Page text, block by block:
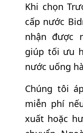
Khi chọn
cấp nước
nhận được
giúp tối ưu
nước uống
Chúng tôi
miễn phí
xuất hoặc